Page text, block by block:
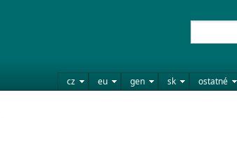
cz eu gen sk ostatné